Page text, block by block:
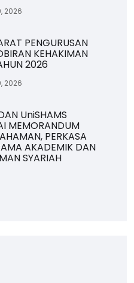
2026
PENGURUSAN
KEHAKIMAN
2026
2026
UniSHAMS
MEMORANDUM
PERKASA
AKADEMIK DAN
SYARIAH